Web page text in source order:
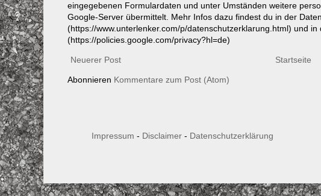
eingegebenen Formulardaten und unter Umständen weitere
Google-Server übermittelt. Mehr Infos dazu findest du in der
(https://www.unterlenker.com/p/datenschutzerklarung.html) und
(https://policies.google.com/privacy?hl=de)
Neuerer Post Startseite
Abonnieren Kommentare zum Post (Atom)
Impressum - Disclaimer - Datenschutzerklärung